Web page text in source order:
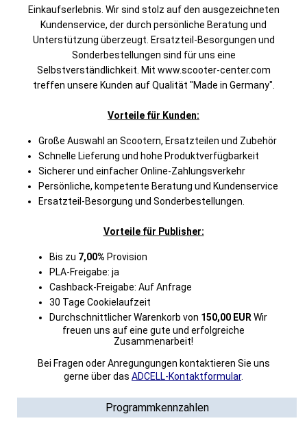
Einkaufserlebnis. Wir sind stolz auf den ausgezeichneten
Kundenservice, der durch persönliche Beratung und
Unterstützung überzeugt. Ersatzteil-Besorgungen und
Sonderbestellungen sind für uns eine
Selbstverständlichkeit. Mit www.scooter-center.com
treffen unsere Kunden auf Qualität "Made in Germany".
Vorteile für Kunden:
Große Auswahl an Scootern, Ersatzteilen und Zubehör
Schnelle Lieferung und hohe Produktverfügbarkeit
Sicherer und einfacher Online-Zahlungsverkehr
Persönliche, kompetente Beratung und Kundenservice
Ersatzteil-Besorgung und Sonderbestellungen.
Vorteile für Publisher:
Bis zu 7,00% Provision
PLA-Freigabe: ja
Cashback-Freigabe: Auf Anfrage
30 Tage Cookielaufzeit
Durchschnittlicher Warenkorb von 150,00 EUR Wir
freuen uns auf eine gute und erfolgreiche
Zusammenarbeit!
Bei Fragen oder Anregungungen kontaktieren Sie uns
gerne über das ADCELL-Kontaktformular.
Programmkennzahlen